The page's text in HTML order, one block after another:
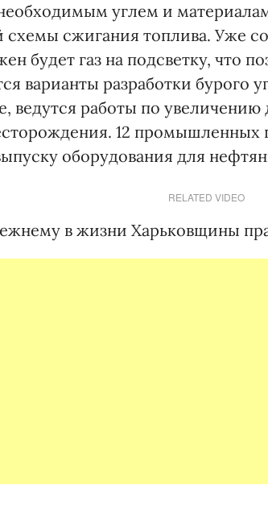
углем и
схемы сжигания топлива. Уже
будет газ на подсветку, что
варианты разработки бурого
ведутся работы по увеличению
12 промышленных
оборудования для
RELATED VIDEO
в жизни Харьковщины